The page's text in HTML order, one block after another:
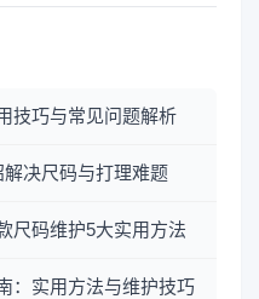
技巧与常见问题解析
决尺码与打理难题
尺码维护5大实用方法
：实用方法与维护技巧